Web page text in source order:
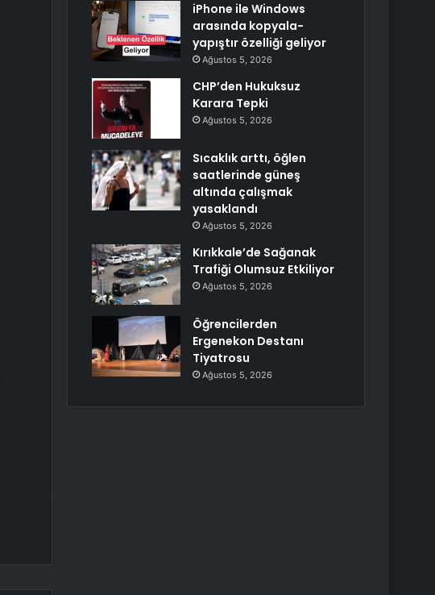
iPhone ile Windows
arasında kopyala-
yapıştır özelliği geliyor
Ağustos 5, 2026
CHP’den Hukuksuz
Karara Tepki
Ağustos 5, 2026
Sıcaklık arttı, öğlen
saatlerinde güneş
altında çalışmak
yasaklandı
Ağustos 5, 2026
Kırıkkale’de Sağanak
Trafiği Olumsuz Etkiliyor
Ağustos 5, 2026
Öğrencilerden
Ergenekon Destanı
Tiyatrosu
Ağustos 5, 2026